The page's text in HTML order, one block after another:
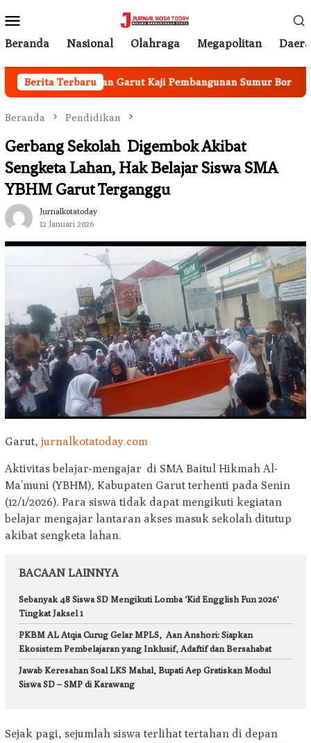
ke
kontenMobile
Beranda Nasional Olahraga Megapolitan
Berita Terbaru
Pertanian Garut Kaji Pembangunan Sumur Bor untuk
Beranda Pendidikan
Gerbang Sekolah Digembok Akibat
Sengketa Lahan, Hak Belajar Siswa SMA
YBHM Garut Terganggu
Jurnalkotatoday
12 Januari 2026
Garut, jurnalkotatoday.com
Aktivitas belajar-mengajar di SMA Baitul Hikmah Al-
Ma’muni (YBHM), Kabupaten Garut terhenti pada Senin
(12/1/2026). Para siswa tidak dapat mengikuti kegiatan
belajar mengajar lantaran akses masuk sekolah ditutup
akibat sengketa lahan.
BACAAN LAINNYA
Sebanyak 48 Siswa SD Mengikuti Lomba ‘Kid Engglish Fun 2026’
Tingkat Jaksel 1
PKBM AL Atqia Curug Gelar MPLS, Aan Anshori: Siapkan
Ekosistem Pembelajaran yang Inklusif, Adaftif dan Bersahabat
Jawab Keresahan Soal LKS Mahal, Bupati Aep Gratiskan Modul
Siswa SD – SMP di Karawang
Sejak pagi, sejumlah siswa terlihat tertahan di depan